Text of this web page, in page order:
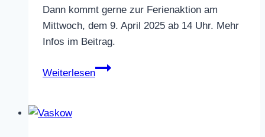
Dann kommt gerne zur Ferienaktion am
Mittwoch, dem 9. April 2025 ab 14 Uhr. Mehr
Infos im Beitrag.
Weiterlesen
9.April